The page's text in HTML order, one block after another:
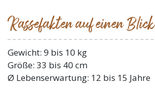
Rassefakten auf einen Blick
Gewicht: 9 bis 10 kg
Größe: 33 bis 40 cm
Ø Lebenserwartung: 12 bis 15 Jahre